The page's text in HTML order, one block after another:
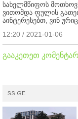
სახელმწიფოს
ვითომდა ფულის
აინტერესებთ, ვინ
12:20 / 2021-01-06
გააკეთეთ
SS.GE